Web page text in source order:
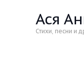
Ася
Стихи, песни и